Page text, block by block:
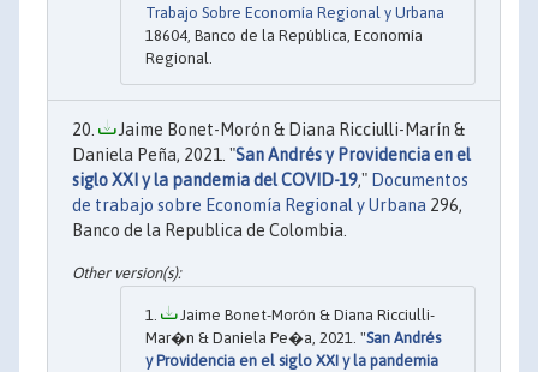
Trabajo Sobre Economía Regional y Urbana
18604, Banco de la República, Economía
Regional.
Jaime Bonet-Morón & Diana Ricciulli-Marín &
Daniela Peña, 2021. "San Andrés y Providencia en el
siglo XXI y la pandemia del COVID-19," Documentos
de trabajo sobre Economía Regional y Urbana 296,
Banco de la Republica de Colombia.
Jaime Bonet-Morón & Diana Ricciulli-
Mar�n & Daniela Pe�a, 2021. "San Andrés
y Providencia en el siglo XXI y la pandemia